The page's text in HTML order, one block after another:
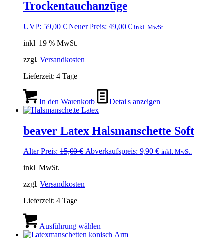
Trockentauchanzüge
UVP: 59,00€ Ursprünglicher
war:
Neuer Preis: 49,00 €Aktueller
inkl. MwSt.
inkl. 19 % MwSt.
zzgl. Versandkosten
Lieferzeit: 4 Tage
In den Warenkorb Details anzeigen
beaver Latex Halsmanschette Soft
Alter Preis: 15,00€ Ursprünglicher
Abverkaufspreis: 9,90 €Aktueller
inkl. MwSt.
inkl. MwSt.
zzgl. Versandkosten
Lieferzeit: 4 Tage
Ausführung wählen
weist